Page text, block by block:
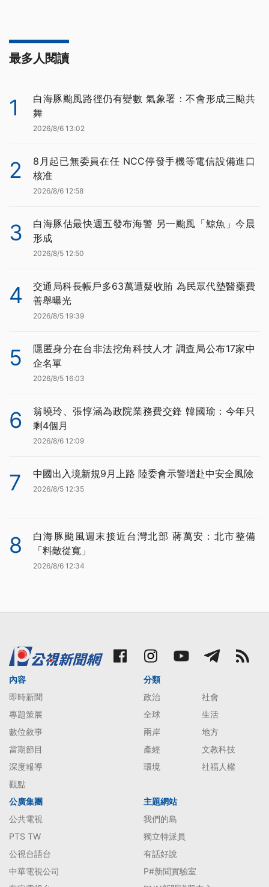
最多人閱讀
1
白海豚颱風路徑仍有變數 氣象署：不會形成三颱共
舞
2026/8/6 13:02
2
8月起已無委員在任 NCC停發手機等電信設備進口
核准
2026/8/6 12:58
3
白海豚估最快週五發布海警 另一颱風「鯨魚」今晨
形成
2026/8/5 12:50
4
交通局科長帳戶多63萬遭疑收賄 為民眾代墊醫藥費
善舉曝光
2026/8/5 19:39
5
隱匿身分在台非法挖角科技人才 調查局公布17家中
企名單
2026/8/5 16:03
6
翁曉玲、張惇涵為政院業務費交鋒 韓國瑜：今年只
剩4個月
2026/8/6 12:09
7 中國出入境新規9月上路 陸委會示警增赴中安全風險
2026/8/5 12:35
8
白海豚颱風週末接近台灣北部 蔣萬安：北市整備
「料敵從寬」
2026/8/6 12:34
內容
即時新聞
專題策展
數位敘事
當期節目
深度報導
觀點
分類
政治
社會
全球
生活
兩岸
地方
產經
文教科技
環境
社福人權
公廣集團
公共電視
PTS TW
公視台語台
中華電視公司
主題網站
我們的島
獨立特派員
有話好說
P#新聞實驗室